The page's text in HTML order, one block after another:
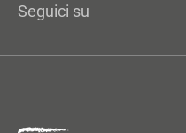
Seguici su